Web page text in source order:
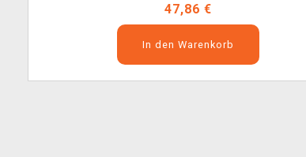
47,86 €
In den Warenkorb